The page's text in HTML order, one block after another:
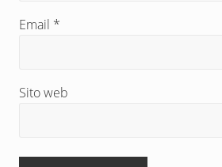
Email *
Sito web